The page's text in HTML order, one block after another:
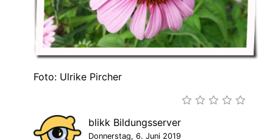
Foto: Ulrike Pircher
blikk Bildungsserver
Donnerstag, 6. Juni 2019